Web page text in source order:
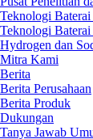
Teknologi Baterai
Teknologi
Hydrogen dan
Mitra Kami
Berita
Berita Perusahaan
Berita Produk
Dukungan
Tanya Jawab